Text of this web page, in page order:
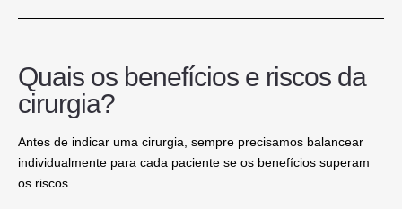
Quais os benefícios e riscos da
cirurgia?
Antes de indicar uma cirurgia, sempre precisamos balancear
individualmente para cada paciente se os benefícios superam
os riscos.